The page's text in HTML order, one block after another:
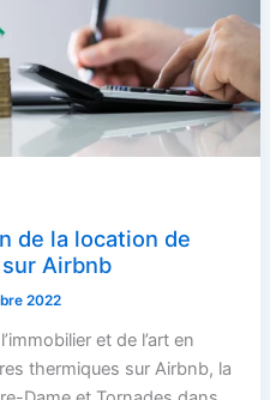
de la location de
Airbnb
2022
et de l’art en
thermiques sur Airbnb, la